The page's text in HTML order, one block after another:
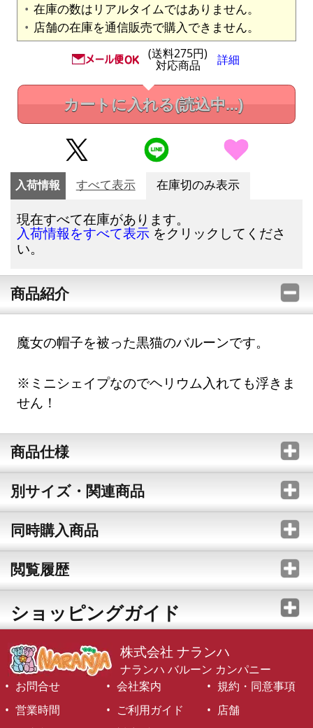
在庫の数はリアルタイムではありません。
店舗の在庫を通信販売で購入できません。
(送料275円)
対応商品 詳細
カートに入れる(読込中...)
入荷情報 すべて表示 在庫切のみ表示
現在すべて在庫があります。
入荷情報をすべて表示 をクリックしてくださ
い。
商品紹介
魔女の帽子を被った黒猫のバルーンです。
※ミニシェイプなのでヘリウム入れても浮きま
せん！
商品仕様
別サイズ・関連商品
同時購入商品
閲覧履歴
ショッピングガイド
株式会社 ナランハ
ナランハ バルーン カンパニー
お問合せ
会社案内
規約・同意事項
営業時間
ご利用ガイド
店舗